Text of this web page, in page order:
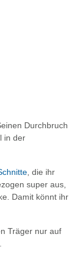
Durchbruch
in der
, die ihr
super aus,
Damit könnt ihr
Träger nur auf